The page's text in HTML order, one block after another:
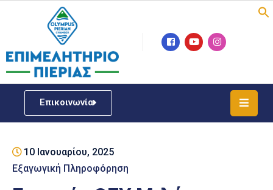
Επικοινωνία
Επιμελητήριο
Νέα
ΓΕΜΗ10 Ιανουαρίου, 2025
Εξαγωγική Πληροφόρηση